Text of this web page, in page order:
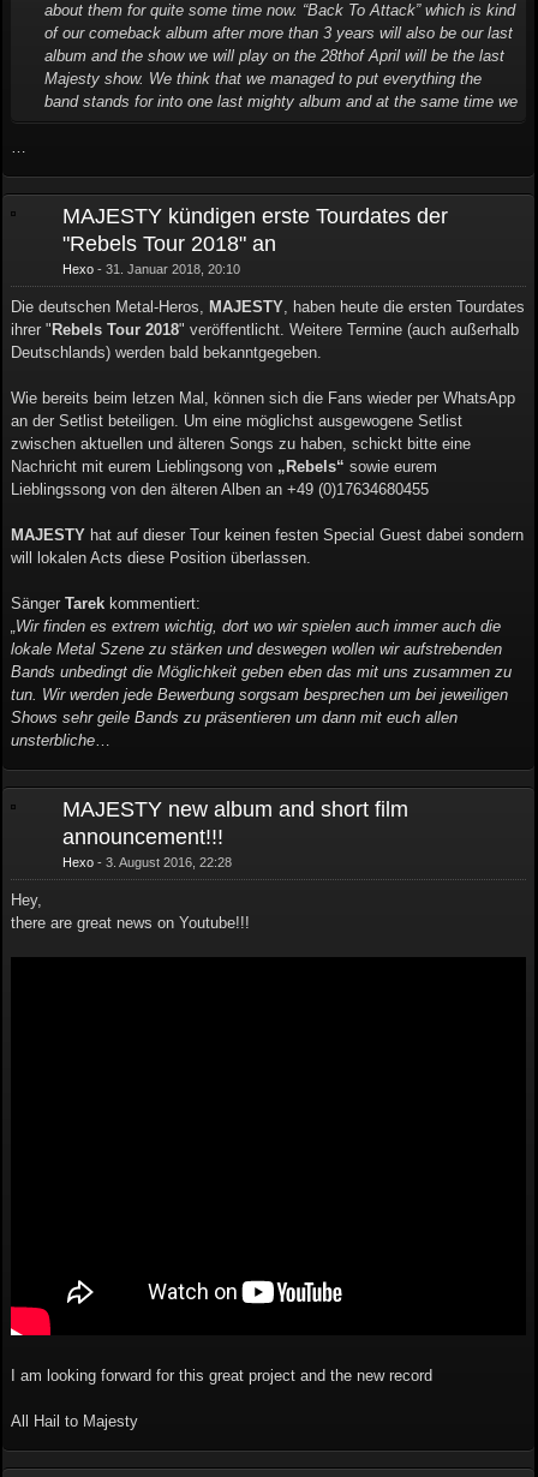
about them for quite some time now. “Back To Attack” which is kind
of our comeback album after more than 3 years will also be our last
album and the show we will play on the 28thof April will be the last
Majesty show. We think that we managed to put everything the
band stands for into one last mighty album and at the same time we
…
MAJESTY kündigen erste Tourdates der
"Rebels Tour 2018" an
Hexo 31. Januar 2018, 20:10
Die deutschen Metal-Heros, MAJESTY, haben heute die ersten Tourdates
ihrer " Rebels Tour 2018" veröffentlicht. Weitere Termine (auch außerhalb
Deutschlands) werden bald bekanntgegeben.
Wie bereits beim letzen Mal, können sich die Fans wieder per WhatsApp
an der Setlist beteiligen. Um eine möglichst ausgewogene Setlist
zwischen aktuellen und älteren Songs zu haben, schickt bitte eine
Nachricht mit eurem Lieblingsong von „Rebels“ sowie eurem
Lieblingssong von den älteren Alben an +49 (0)17634680455
MAJESTY hat auf dieser Tour keinen festen Special Guest dabei sondern
will lokalen Acts diese Position überlassen.
SängerTarek kommentiert:
„Wir finden es extrem wichtig, dort wo wir spielen auch immer auch die
lokale Metal Szene zu stärken und deswegen wollen wir aufstrebenden
Bands unbedingt die Möglichkeit geben eben das mit uns zusammen zu
tun. Wir werden jede Bewerbung sorgsam besprechen um bei jeweiligen
Shows sehr geile Bands zu präsentieren um dann mit euch allen
unsterbliche…
MAJESTY new album and short film
announcement!!!
Hexo 3. August 2016, 22:28
Hey,
there are great news on Youtube!!!
I am looking forward for this great project and the new record
All Hail to Majesty